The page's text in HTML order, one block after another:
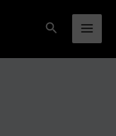
Suchen